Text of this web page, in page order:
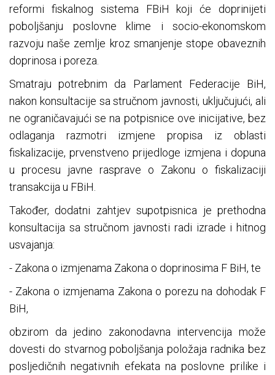
reformi fiskalnog sistema FBiH koji će doprinijeti
poboljšanju poslovne klime i socio-ekonomskom
razvoju naše zemlje kroz smanjenje stope obaveznih
doprinosa i poreza.
Smatraju potrebnim da Parlament Federacije BiH,
nakon konsultacije sa stručnom javnosti, uključujući, ali
ne ograničavajući se na potpisnice ove inicijative, bez
odlaganja razmotri izmjene propisa iz oblasti
fiskalizacije, prvenstveno prijedloge izmjena i dopuna
u procesu javne rasprave o Zakonu o fiskalizaciji
transakcija u FBiH.
Također, dodatni zahtjev supotpisnica je prethodna
konsultacija sa stručnom javnosti radi izrade i hitnog
usvajanja:
- Zakona o izmjenama Zakona o doprinosima F BiH, te
- Zakona o izmjenama Zakona o porezu na dohodak F
BiH,
obzirom da jedino zakonodavna intervencija može
dovesti do stvarnog poboljšanja položaja radnika bez
posljedičnih negativnih efekata na poslovne prilike i